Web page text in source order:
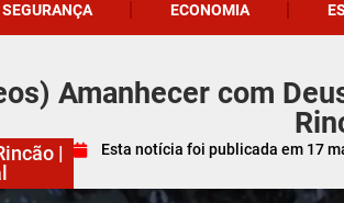
SEGURANÇA ECONOMIA
Amanhecer com
|
Esta notícia foi publicada em 17